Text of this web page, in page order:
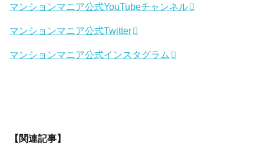
マンションマニア公式YouTubeチャンネル
マンションマニア公式Twitter
マンションマニア公式インスタグラム
【関連記事】